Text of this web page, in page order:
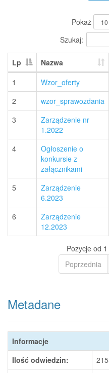
Pokaż
Szukaj:
Lp Nazwa
1
Wzor_oferty
2 wzor_sprawozdania
3
Zarządzenie nr
1.2022
4
Ogłoszenie o
konkursie z
załącznikami
5
Zarządzenie
6.2023
6
Zarządzenie
12.2023
Pozycje od
Poprzednia
Metadane
Informacje
Ilość odwiedzin: